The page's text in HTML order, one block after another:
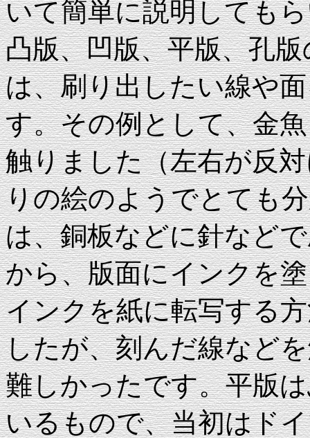
いて簡単に説明しても
凸版、凹版、平版、孔
は、刷り出したい線や
す。その例として、金
触りました（左右が反
りの絵のようでとても
は、銅板などに針など
から、版面にインクを
インクを紙に転写する
したが、刻んだ線など
難しかったです。平版
いるもので、当初はド